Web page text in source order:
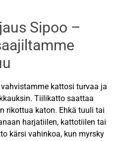
Sipoo –
kattosi turvaa ja
Tiilikatto saattaa
rikottua katon. Ehkä tuuli tai
harjatiilen, kattotiilen tai
kärsi vahinkoa, kun myrsky